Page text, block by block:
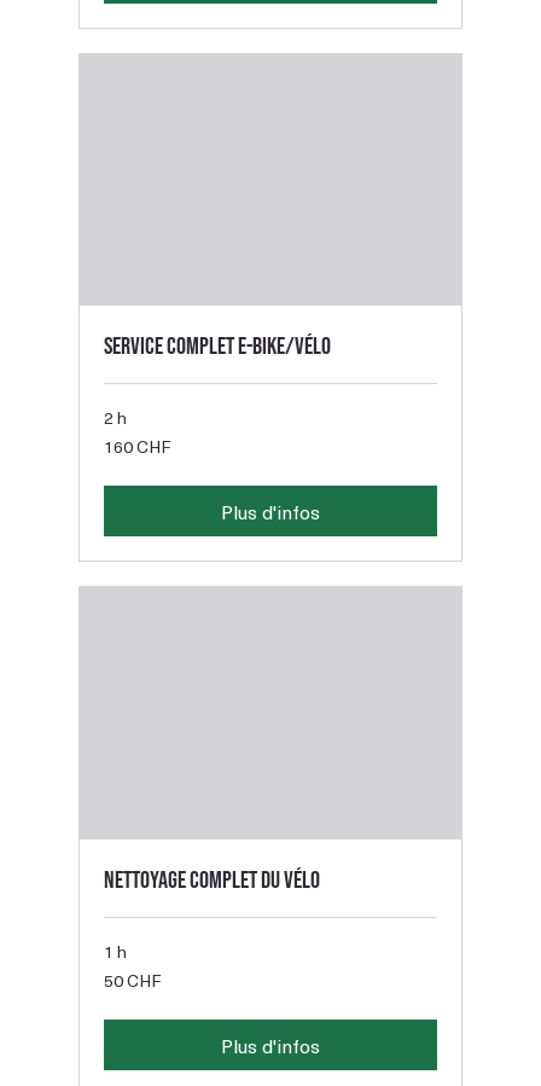
Service complet E-bike/Vélo
2 h
160
francs
160 CHF
Plus d'infos
Nettoyage complet du vélo
1 h
50
francs
50 CHF
Plus d'infos